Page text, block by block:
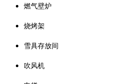
燃气壁炉
烧烤架
雪具存放间
吹风机